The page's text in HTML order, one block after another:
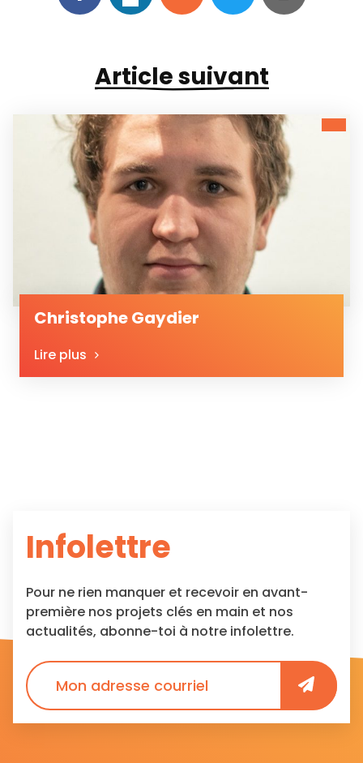
Article suivant
Christophe Gaydier
Lire plus
Infolettre
Pour ne rien manquer et recevoir en avant-
première nos projets clés en main et nos
actualités, abonne-toi à notre infolettre.